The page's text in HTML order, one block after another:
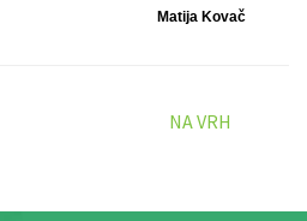
Matija Kovač
NA VRH